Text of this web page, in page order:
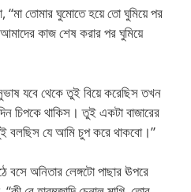
তোমার ঘুমোতে হয়ে তো ঘুমিয়ে পর
কাজ শেষ করার পর ঘুমিয়ে
যবে থেকে তুই বিয়ে করেছিস তখন
চিপকে থাকিস। তুই একটা বাজারের
বলছিস যে আমি চুপ করে থাকবো।”
বসে অনিতার লেঙ্গটো পাছার ঊপরে